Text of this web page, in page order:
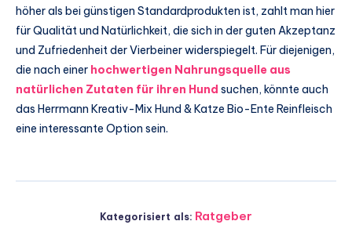
höher als bei günstigen Standardprodukten ist, zahlt man hier
für Qualität und Natürlichkeit, die sich in der guten Akzeptanz
und Zufriedenheit der Vierbeiner widerspiegelt. Für diejenigen,
die nach einer hochwertigen Nahrungsquelle aus
natürlichen Zutaten für ihren Hund suchen, könnte auch
das Herrmann Kreativ-Mix Hund & Katze Bio-Ente Reinfleisch
eine interessante Option sein.
Kategorisiert als: Ratgeber